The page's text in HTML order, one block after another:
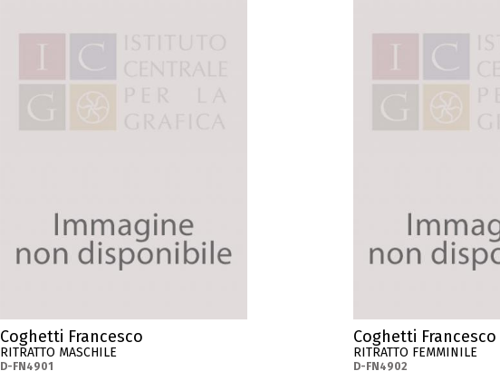
Coghetti Francesco
RITRATTO MASCHILE
D-FN4901
Coghetti Francesco
RITRATTO FEMMINILE
D-FN4902